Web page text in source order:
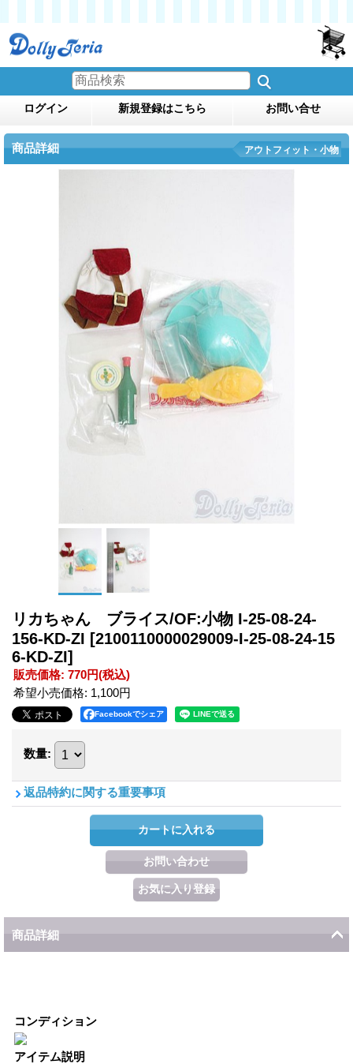
ログイン 新規登録はこちら お問い合せ
商品詳細 アウトフィット・小物
リカちゃん ブライス/OF:小物 I-25-08-24-
156-KD-ZI [2100110000029009-I-25-08-24-15
6-KD-ZI]
販売価格: 770円(税込)
希望小売価格: 1,100円
Facebookでシェア
数量:
返品特約に関する重要事項
商品詳細
コンディション
アイテム説明